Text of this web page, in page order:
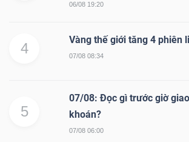
06/08 19:20
4
Vàng thế giới tăng 4 phiên
07/08 08:34
5
07/08: Đọc gì trước giờ
khoán?
07/08 06:00